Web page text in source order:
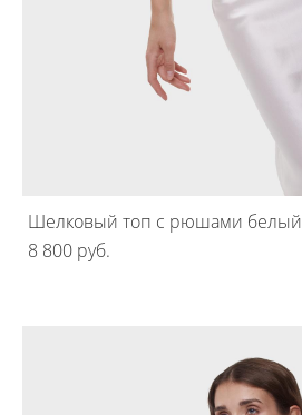
Шелковый топ с рюшами белый
8 800 pуб.